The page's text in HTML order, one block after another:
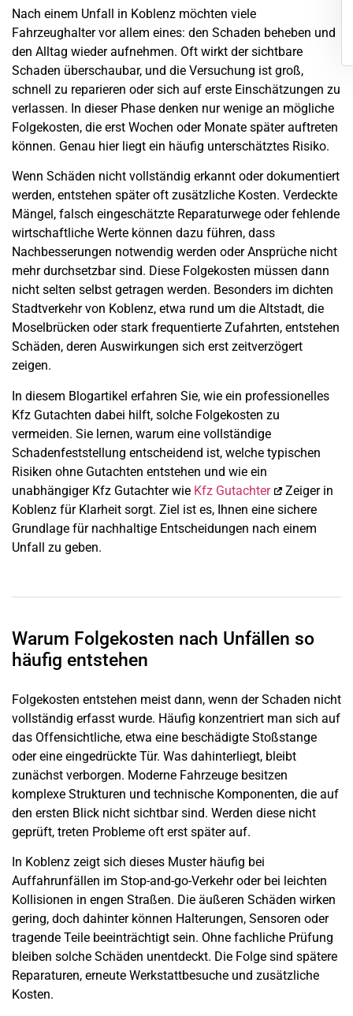
Nach einem Unfall in Koblenz möchten viele
Fahrzeughalter vor allem eines: den Schaden beheben und
den Alltag wieder aufnehmen. Oft wirkt der sichtbare
Schaden überschaubar, und die Versuchung ist groß,
schnell zu reparieren oder sich auf erste Einschätzungen zu
verlassen. In dieser Phase denken nur wenige an mögliche
Folgekosten, die erst Wochen oder Monate später auftreten
können. Genau hier liegt ein häufig unterschätztes Risiko.
Wenn Schäden nicht vollständig erkannt oder dokumentiert
werden, entstehen später oft zusätzliche Kosten. Verdeckte
Mängel, falsch eingeschätzte Reparaturwege oder fehlende
wirtschaftliche Werte können dazu führen, dass
Nachbesserungen notwendig werden oder Ansprüche nicht
mehr durchsetzbar sind. Diese Folgekosten müssen dann
nicht selten selbst getragen werden. Besonders im dichten
Stadtverkehr von Koblenz, etwa rund um die Altstadt, die
Moselbrücken oder stark frequentierte Zufahrten, entstehen
Schäden, deren Auswirkungen sich erst zeitverzögert
zeigen.
In diesem Blogartikel erfahren Sie, wie ein professionelles
Kfz Gutachten dabei hilft, solche Folgekosten zu
vermeiden. Sie lernen, warum eine vollständige
Schadenfeststellung entscheidend ist, welche typischen
Risiken ohne Gutachten entstehen und wie ein
unabhängiger Kfz Gutachter wie Kfz Gutachter
Zeiger in
Koblenz für Klarheit sorgt. Ziel ist es, Ihnen eine sichere
Grundlage für nachhaltige Entscheidungen nach einem
Unfall zu geben.
Warum Folgekosten nach Unfällen so
häufig entstehen
Folgekosten entstehen meist dann, wenn der Schaden nicht
vollständig erfasst wurde. Häufig konzentriert man sich auf
das Offensichtliche, etwa eine beschädigte Stoßstange
oder eine eingedrückte Tür. Was dahinterliegt, bleibt
zunächst verborgen. Moderne Fahrzeuge besitzen
komplexe Strukturen und technische Komponenten, die auf
den ersten Blick nicht sichtbar sind. Werden diese nicht
geprüft, treten Probleme oft erst später auf.
In Koblenz zeigt sich dieses Muster häufig bei
Auffahrunfällen im Stop-and-go-Verkehr oder bei leichten
Kollisionen in engen Straßen. Die äußeren Schäden wirken
gering, doch dahinter können Halterungen, Sensoren oder
tragende Teile beeinträchtigt sein. Ohne fachliche Prüfung
bleiben solche Schäden unentdeckt. Die Folge sind spätere
Reparaturen, erneute Werkstattbesuche und zusätzliche
Kosten.